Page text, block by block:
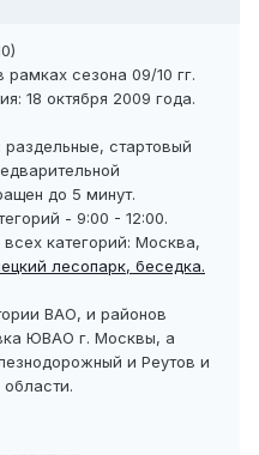
сезона 09/10 гг.
18 октября 2009 года.
раздельные, стартовый
до 5 минут.
- 9:00 - 12:00.
категорий: Москва,
лесопарк, беседка.
ВАО, и районов
ЮВАО г. Москвы, а
и Реутов и